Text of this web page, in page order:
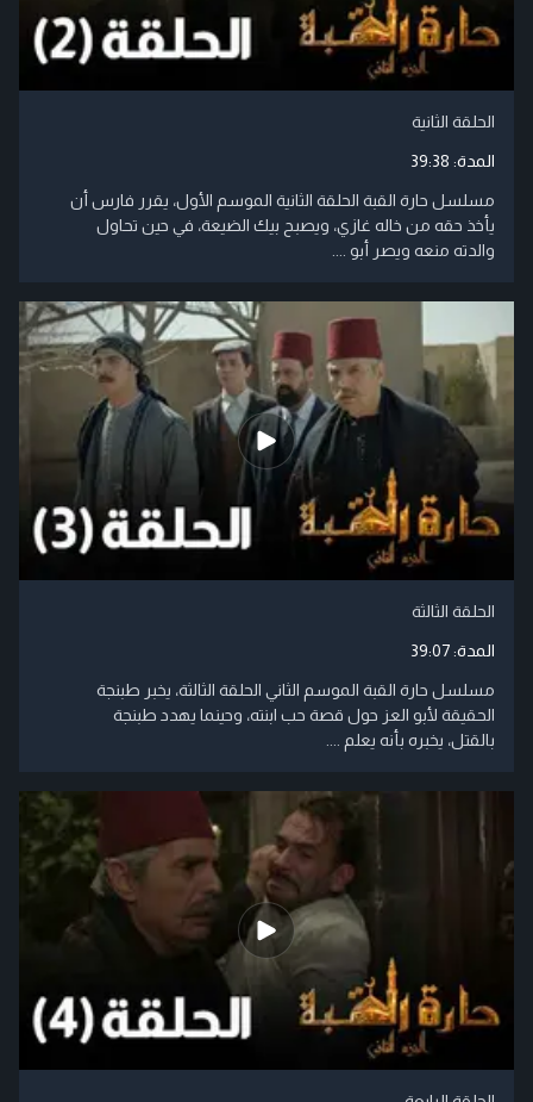
الحلقة الثانية
المدة: 39:38
مسلسل حارة القبة الحلقة الثانية الموسم الأول، يقرر فارس أن
يأخذ حقه من خاله غازي، ويصبح بيك الضيعة، في حين تحاول
والدته منعه ويصر أبو ....
الحلقة الثالثة
المدة:39:07
مسلسل حارة القبة الموسم الثاني الحلقة الثالثة، يخبر طبنجة
الحقيقة لأبو العز حول قصة حب ابنته، وحينما يهدد طبنجة
بالقتل، يخبره بأنه يعلم ....